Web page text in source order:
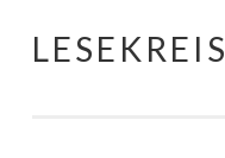
Springe
LESEKREIS